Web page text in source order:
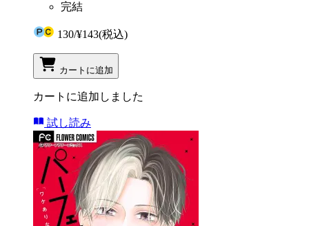
完結
130/¥143(税込)
カートに追加
カートに追加しました
試し読み